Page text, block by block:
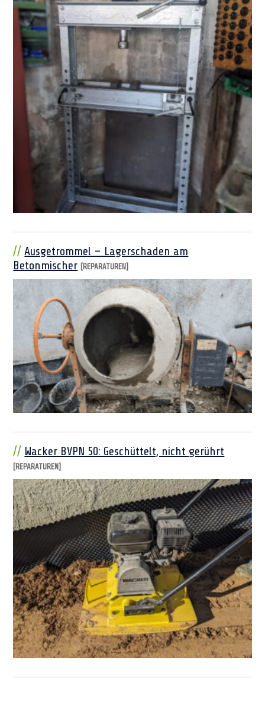
Ausgetrommel – Lagerschaden am
Betonmischer
[REPARATUREN]
Wacker BVPN 50: Geschüttelt, nicht gerührt
[REPARATUREN]